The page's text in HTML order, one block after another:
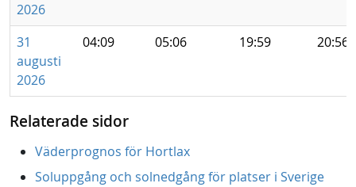
2026
31
augusti
2026
04:09 05:06 19:59 20:56
Relaterade sidor
Väderprognos för Hortlax
Soluppgång och solnedgång för platser i Sverige